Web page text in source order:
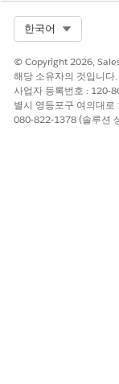
한국어
© Copyright 2026,
해당 소유자의 것입니다.
사업자 등록번호 : 120-
별시 영등포구 여의대
080-822-1378 (솔루션